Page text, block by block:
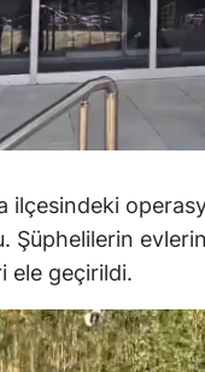
ilçesindeki
Şüphelilerin
ele geçirildi.